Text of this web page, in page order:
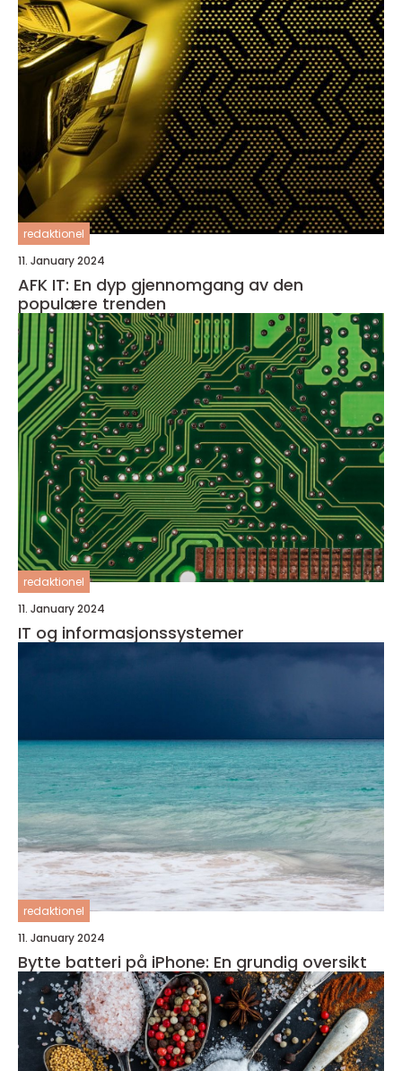
redaktionel
11. January 2024
AFK IT: En dyp gjennomgang av den
populære trenden
redaktionel
11. January 2024
IT og informasjonssystemer
redaktionel
11. January 2024
Bytte batteri på iPhone: En grundig oversikt